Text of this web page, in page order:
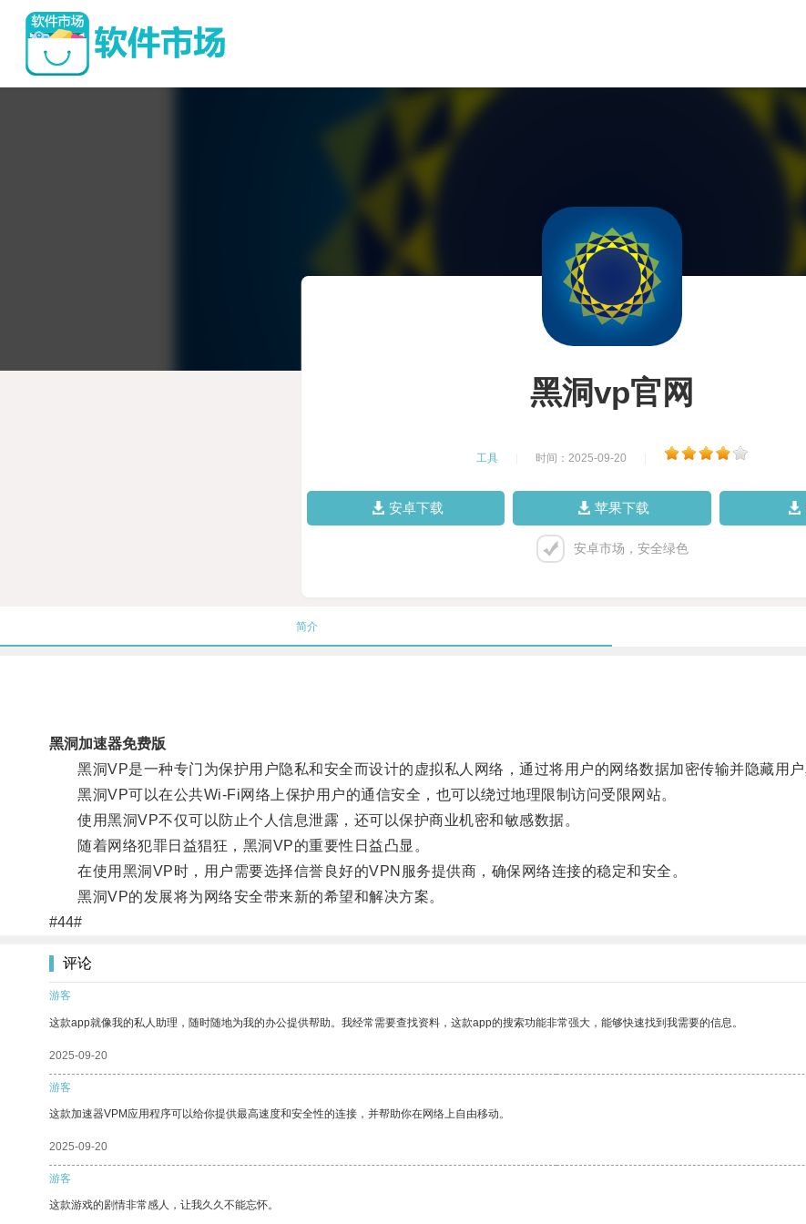
黑洞vp官网
工具 时间：2025-09-20
安卓下载 苹果下载
安卓市场，安全绿色
简介
黑洞加速器免费版
黑洞VP是一种专门为保护用户隐私和安全而设计的虚拟私人网络，通过将用户的网络数据加密传输并隐藏用户
黑洞VP可以在公共Wi-Fi网络上保护用户的通信安全，也可以绕过地理限制访问受限网站。
使用黑洞VP不仅可以防止个人信息泄露，还可以保护商业机密和敏感数据。
随着网络犯罪日益猖狂，黑洞VP的重要性日益凸显。
在使用黑洞VP时，用户需要选择信誉良好的VPN服务提供商，确保网络连接的稳定和安全。
黑洞VP的发展将为网络安全带来新的希望和解决方案。
#44#
评论
游客
这款app就像我的私人助理，随时随地为我的办公提供帮助。我经常需要查找资料，这款app的搜索功能非常强大，能够快速找到我需要的信息。
2025-09-20
游客
这款加速器VPM应用程序可以给你提供最高速度和安全性的连接，并帮助你在网络上自由移动。
2025-09-20
游客
这款游戏的剧情非常感人，让我久久不能忘怀。